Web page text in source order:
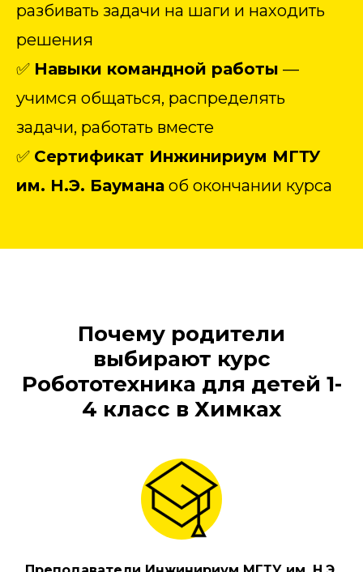
разбивать задачи на шаги и находить
решения
✅ Навыки командной работы —
учимся общаться, распределять
задачи, работать вместе
✅ Сертификат Инжинириум МГТУ
им. Н.Э. Баумана об окончании курса
Почему родители
выбирают курс
Робототехника для детей 1-
4 класс в Химках